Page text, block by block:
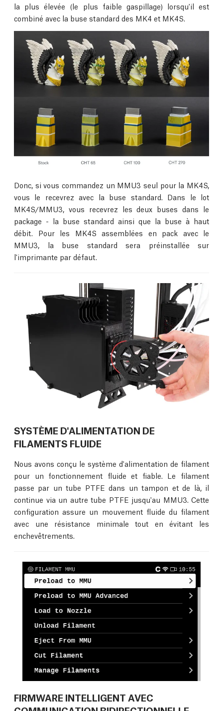
la plus élevée (le plus faible gaspillage) lorsqu'il est
combiné avec la buse standard des MK4 et MK4S.
Donc, si vous commandez un MMU3 seul pour la MK4S,
vous le recevrez avec la buse standard. Dans le lot
MK4S/MMU3, vous recevrez les deux buses dans le
package - la buse standard ainsi que la buse à haut
débit. Pour les MK4S assemblées en pack avec le
MMU3, la buse standard sera préinstallée sur
l'imprimante par défaut.
SYSTÈME D'ALIMENTATION DE
FILAMENTS FLUIDE
Nous avons conçu le système d'alimentation de filament
pour un fonctionnement fluide et fiable. Le filament
passe par un tube PTFE dans un tampon et de là, il
continue via un autre tube PTFE jusqu'au MMU3. Cette
configuration assure un mouvement fluide du filament
avec une résistance minimale tout en évitant les
enchevêtrements.
FIRMWARE INTELLIGENT AVEC